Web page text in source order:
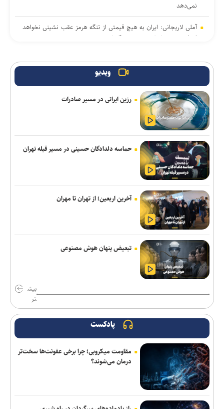
نمی‌دهد
آملی لاریجانی: ایران به هیچ قیمتی از تنگه هرمز عقب نشینی نخواهد
کرد/ جمهوری اسلامی پیروز جنگ است
گاردین: «توافق مکه» در بوته آزمایش یمن/ تردیدها درباره کارآمدی
توافق دفاعی مشترک ریاض، آنکارا و اسلام‌آباد
الحاج حسن: مذاکرات مستقیم با اسرائیل جز امتیازدهی بیشتر برای
لبنان نتیجه‌ای ندارد
سردار ابن‌الرضا: رسانه بخشی از سامانه بازدارندگی جمهوری اسلامی
ایران است/ صنعت دفاعی و رسانه در حال ساختن قدرت ملی هستند
سردار قریشی: تصاویر حضور رهبر معظم انقلاب در جلسات با
فرماندهان منتشر خواهد شد
مسکو اعزام متخصصان به نیروگاه هسته‌ای بوشهر را آغاز کرد
هیچ دستگاه اجرایی حق ندارد رأساً سکویی در فضای مجازی را مسدود
کند
آتلانتیک: اولویت‌های ترامپ می‌تواند به زیان جمهوری‌خواهان در
انتخابات تمام شود
احتمال انتقال موشک‌های اتکامز ترکیه به اوکراین توسط آمریکا
فروپاشی چتر پدافندی ریاض در جنگ ۳۸ روزه/ قرارداد ۵۸ میلیارد
دلاری پنتاگون با لاکهید مارتین برای جبران فاجعه تسلیحاتی
شلیک موج جدیدی از موشک‌های یمن به سمت «المخا»
سردار جلالی: خبرنگاران مقاومت ملت مبعوث را جاودانه کردند
جلسه کمیسیون اقتصاد هیئت دولت برگزار شد
زخمی شدن بیش از ۲۰ فلسطینی و بازداشت ۷ نفر در کرانه باختری
ویدیو
رزین ایرانی در مسیر صادرات
حماسه دلدادگان حسینی در مسیر قبله تهران
آخرین اربعین؛ از تهران تا مهران
تبعیض پنهان هوش مصنوعی
بیش
تر
پادکست
مقاومت میکروبی؛ چرا برخی عفونت‌ها سخت‌تر
درمان می‌شوند؟